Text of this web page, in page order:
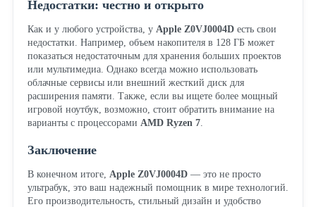
Недостатки: честно и открыто
Как и у любого устройства, у Apple Z0VJ0004Dесть свои
недостатки. Например, объем накопителя в 128 ГБ может
показаться недостаточным для хранения больших проектов
или мультимедиа. Однако всегда можно использовать
облачные сервисы или внешний жесткий диск для
расширения памяти. Также, если вы ищете более мощный
игровой ноутбук, возможно, стоит обратить внимание на
варианты с процессорами AMD Ryzen 7.
Заключение
В конечном итоге, Apple Z0VJ0004D— это не просто
ультрабук, это ваш надежный помощник в мире технологий.
Его производительность, стильный дизайн и удобство